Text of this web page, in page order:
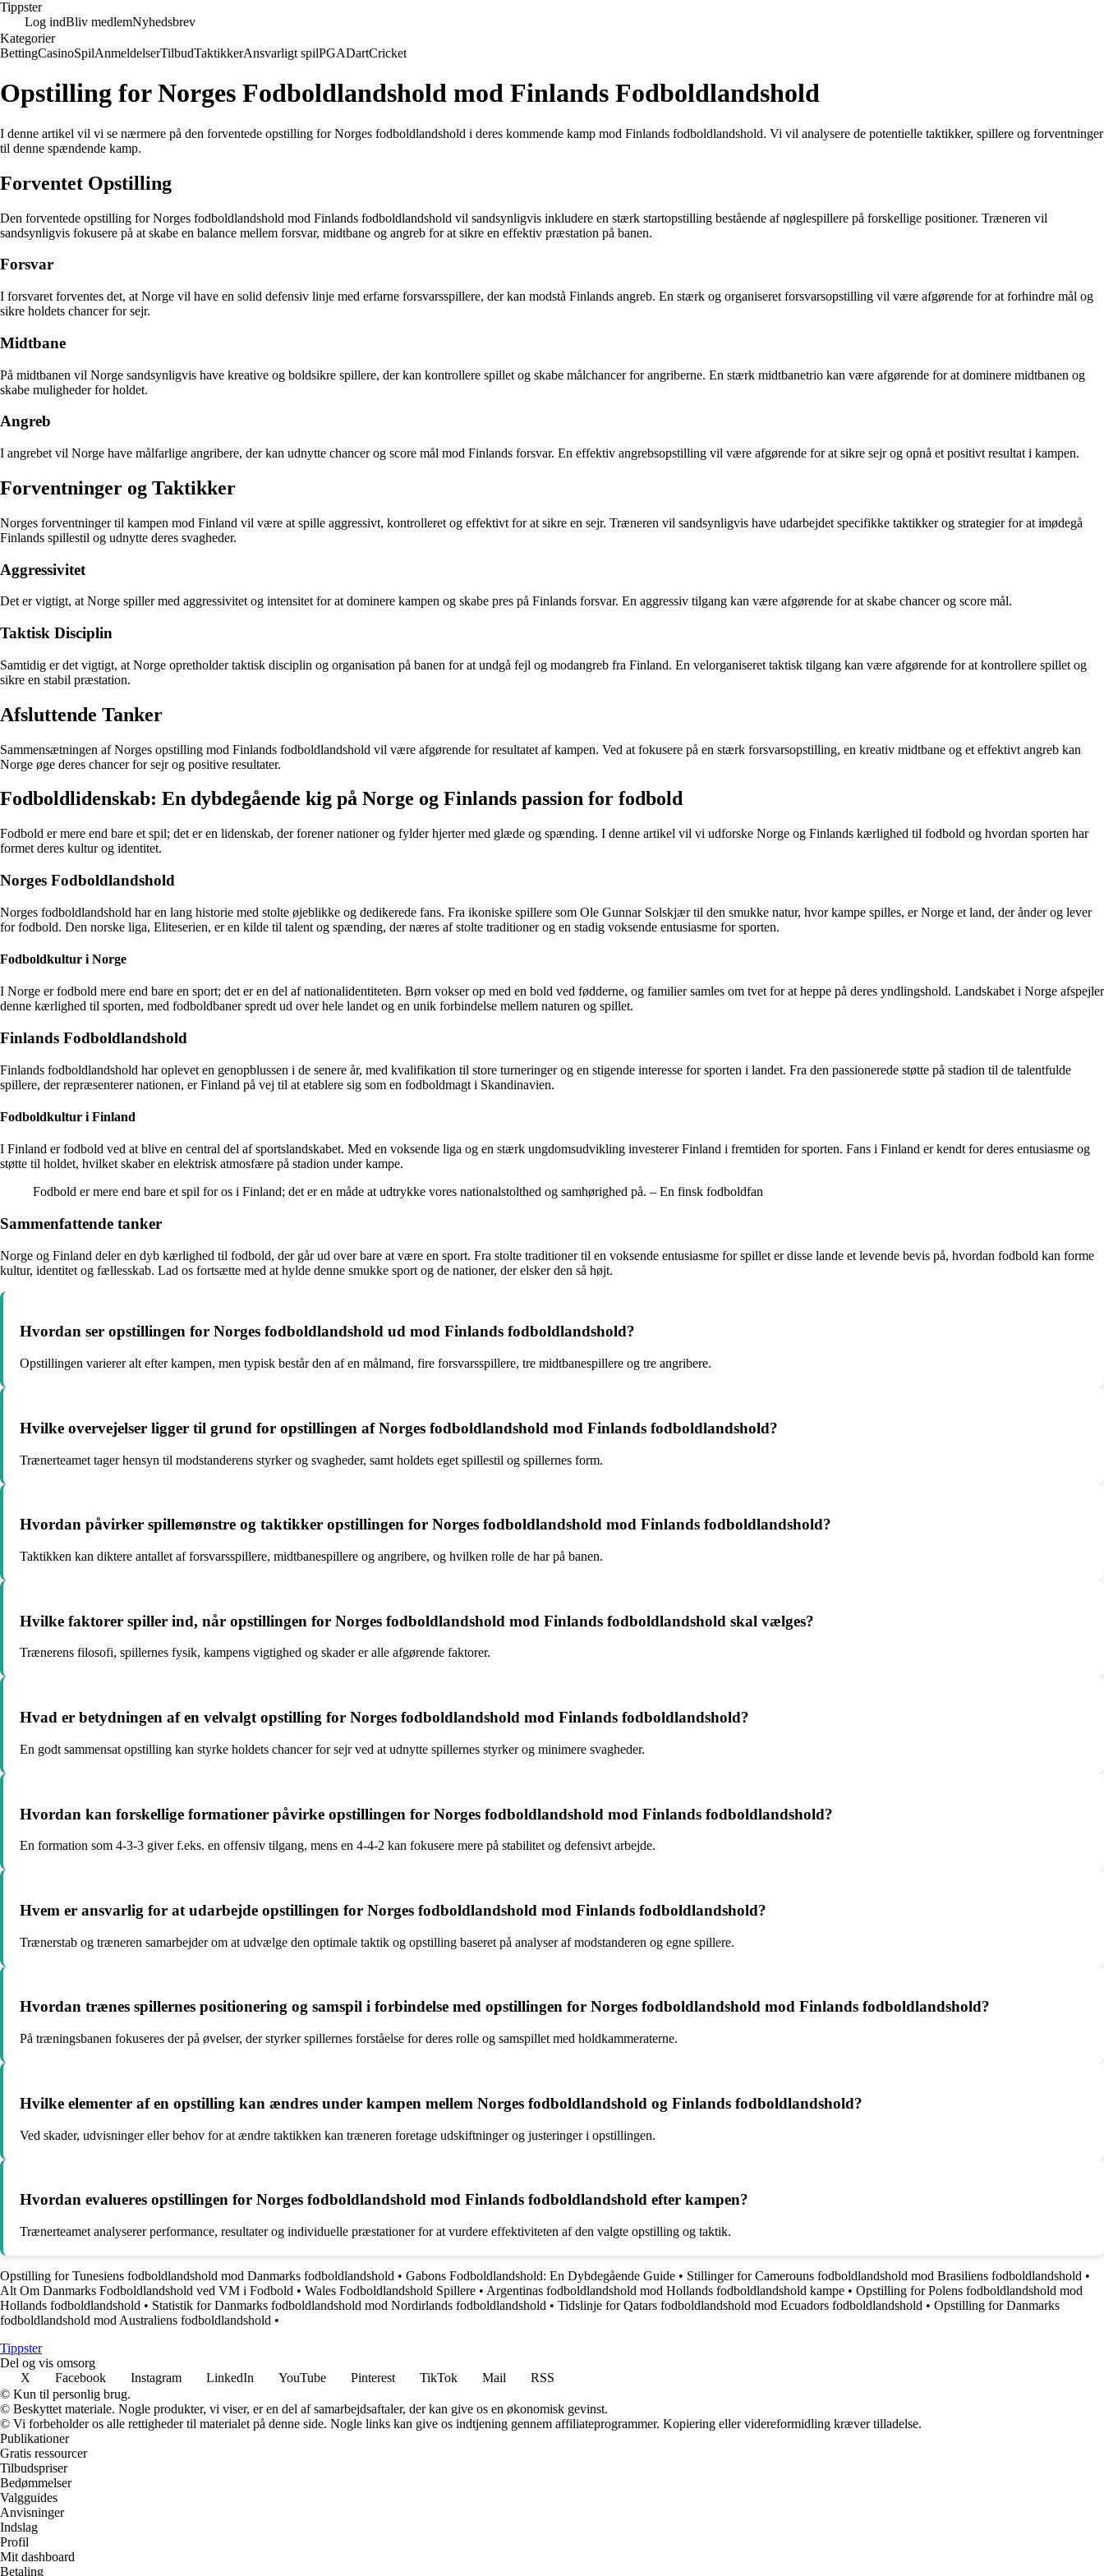
Tippster
Log indBliv medlemNyhedsbrev
Kategorier
BettingCasinoSpilAnmeldelserTilbudTaktikkerAnsvarligt spilPGADartCricket
Opstilling for Norges Fodboldlandshold mod Finlands Fodboldlandshold
I denne artikel vil vi se nærmere på den forventede opstilling for Norges fodboldlandshold i deres kommende kamp mod Finlands fodboldlandshold. Vi vil analysere de potentielle taktikker, spillere og forventninger
til denne spændende kamp.
Forventet Opstilling
Den forventede opstilling for Norges fodboldlandshold mod Finlands fodboldlandshold vil sandsynligvis inkludere en stærk startopstilling bestående af nøglespillere på forskellige positioner. Træneren vil
sandsynligvis fokusere på at skabe en balance mellem forsvar, midtbane og angreb for at sikre en effektiv præstation på banen.
Forsvar
I forsvaret forventes det, at Norge vil have en solid defensiv linje med erfarne forsvarsspillere, der kan modstå Finlands angreb. En stærk og organiseret forsvarsopstilling vil være afgørende for at forhindre mål og
sikre holdets chancer for sejr.
Midtbane
På midtbanen vil Norge sandsynligvis have kreative og boldsikre spillere, der kan kontrollere spillet og skabe målchancer for angriberne. En stærk midtbanetrio kan være afgørende for at dominere midtbanen og
skabe muligheder for holdet.
Angreb
I angrebet vil Norge have målfarlige angribere, der kan udnytte chancer og score mål mod Finlands forsvar. En effektiv angrebsopstilling vil være afgørende for at sikre sejr og opnå et positivt resultat i kampen.
Forventninger og Taktikker
Norges forventninger til kampen mod Finland vil være at spille aggressivt, kontrolleret og effektivt for at sikre en sejr. Træneren vil sandsynligvis have udarbejdet specifikke taktikker og strategier for at imødegå
Finlands spillestil og udnytte deres svagheder.
Aggressivitet
Det er vigtigt, at Norge spiller med aggressivitet og intensitet for at dominere kampen og skabe pres på Finlands forsvar. En aggressiv tilgang kan være afgørende for at skabe chancer og score mål.
Taktisk Disciplin
Samtidig er det vigtigt, at Norge opretholder taktisk disciplin og organisation på banen for at undgå fejl og modangreb fra Finland. En velorganiseret taktisk tilgang kan være afgørende for at kontrollere spillet og
sikre en stabil præstation.
Afsluttende Tanker
Sammensætningen af Norges opstilling mod Finlands fodboldlandshold vil være afgørende for resultatet af kampen. Ved at fokusere på en stærk forsvarsopstilling, en kreativ midtbane og et effektivt angreb kan
Norge øge deres chancer for sejr og positive resultater.
Fodboldlidenskab: En dybdegående kig på Norge og Finlands passion for fodbold
Fodbold er mere end bare et spil; det er en lidenskab, der forener nationer og fylder hjerter med glæde og spænding. I denne artikel vil vi udforske Norge og Finlands kærlighed til fodbold og hvordan sporten har
formet deres kultur og identitet.
Norges Fodboldlandshold
Norges fodboldlandshold har en lang historie med stolte øjeblikke og dedikerede fans. Fra ikoniske spillere som Ole Gunnar Solskjær til den smukke natur, hvor kampe spilles, er Norge et land, der ånder og lever
for fodbold. Den norske liga, Eliteserien, er en kilde til talent og spænding, der næres af stolte traditioner og en stadig voksende entusiasme for sporten.
Fodboldkultur i Norge
I Norge er fodbold mere end bare en sport; det er en del af nationalidentiteten. Børn vokser op med en bold ved fødderne, og familier samles om tvet for at heppe på deres yndlingshold. Landskabet i Norge afspejler
denne kærlighed til sporten, med fodboldbaner spredt ud over hele landet og en unik forbindelse mellem naturen og spillet.
Finlands Fodboldlandshold
Finlands fodboldlandshold har oplevet en genopblussen i de senere år, med kvalifikation til store turneringer og en stigende interesse for sporten i landet. Fra den passionerede støtte på stadion til de talentfulde
spillere, der repræsenterer nationen, er Finland på vej til at etablere sig som en fodboldmagt i Skandinavien.
Fodboldkultur i Finland
I Finland er fodbold ved at blive en central del af sportslandskabet. Med en voksende liga og en stærk ungdomsudvikling investerer Finland i fremtiden for sporten. Fans i Finland er kendt for deres entusiasme og
støtte til holdet, hvilket skaber en elektrisk atmosfære på stadion under kampe.
Fodbold er mere end bare et spil for os i Finland; det er en måde at udtrykke vores nationalstolthed og samhørighed på. – En finsk fodboldfan
Sammenfattende tanker
Norge og Finland deler en dyb kærlighed til fodbold, der går ud over bare at være en sport. Fra stolte traditioner til en voksende entusiasme for spillet er disse lande et levende bevis på, hvordan fodbold kan forme
kultur, identitet og fællesskab. Lad os fortsætte med at hylde denne smukke sport og de nationer, der elsker den så højt.
Hvordan ser opstillingen for Norges fodboldlandshold ud mod Finlands fodboldlandshold?
Opstillingen varierer alt efter kampen, men typisk består den af en målmand, fire forsvarsspillere, tre midtbanespillere og tre angribere.
Hvilke overvejelser ligger til grund for opstillingen af Norges fodboldlandshold mod Finlands fodboldlandshold?
Trænerteamet tager hensyn til modstanderens styrker og svagheder, samt holdets eget spillestil og spillernes form.
Hvordan påvirker spillemønstre og taktikker opstillingen for Norges fodboldlandshold mod Finlands fodboldlandshold?
Taktikken kan diktere antallet af forsvarsspillere, midtbanespillere og angribere, og hvilken rolle de har på banen.
Hvilke faktorer spiller ind, når opstillingen for Norges fodboldlandshold mod Finlands fodboldlandshold skal vælges?
Trænerens filosofi, spillernes fysik, kampens vigtighed og skader er alle afgørende faktorer.
Hvad er betydningen af en velvalgt opstilling for Norges fodboldlandshold mod Finlands fodboldlandshold?
En godt sammensat opstilling kan styrke holdets chancer for sejr ved at udnytte spillernes styrker og minimere svagheder.
Hvordan kan forskellige formationer påvirke opstillingen for Norges fodboldlandshold mod Finlands fodboldlandshold?
En formation som 4-3-3 giver f.eks. en offensiv tilgang, mens en 4-4-2 kan fokusere mere på stabilitet og defensivt arbejde.
Hvem er ansvarlig for at udarbejde opstillingen for Norges fodboldlandshold mod Finlands fodboldlandshold?
Trænerstab og træneren samarbejder om at udvælge den optimale taktik og opstilling baseret på analyser af modstanderen og egne spillere.
Hvordan trænes spillernes positionering og samspil i forbindelse med opstillingen for Norges fodboldlandshold mod Finlands fodboldlandshold?
På træningsbanen fokuseres der på øvelser, der styrker spillernes forståelse for deres rolle og samspillet med holdkammeraterne.
Hvilke elementer af en opstilling kan ændres under kampen mellem Norges fodboldlandshold og Finlands fodboldlandshold?
Ved skader, udvisninger eller behov for at ændre taktikken kan træneren foretage udskiftninger og justeringer i opstillingen.
Hvordan evalueres opstillingen for Norges fodboldlandshold mod Finlands fodboldlandshold efter kampen?
Trænerteamet analyserer performance, resultater og individuelle præstationer for at vurdere effektiviteten af den valgte opstilling og taktik.
Opstilling for Tunesiens fodboldlandshold mod Danmarks fodboldlandshold • Gabons Fodboldlandshold: En Dybdegående Guide • Stillinger for Camerouns fodboldlandshold mod Brasiliens fodboldlandshold •
Alt Om Danmarks Fodboldlandshold ved VM i Fodbold • Wales Fodboldlandshold Spillere • Argentinas fodboldlandshold mod Hollands fodboldlandshold kampe • Opstilling for Polens fodboldlandshold mod
Hollands fodboldlandshold • Statistik for Danmarks fodboldlandshold mod Nordirlands fodboldlandshold • Tidslinje for Qatars fodboldlandshold mod Ecuadors fodboldlandshold • Opstilling for Danmarks
fodboldlandshold mod Australiens fodboldlandshold •
Tippster
Del og vis omsorg
X
Facebook Instagram LinkedIn YouTube Pinterest TikTok Mail
RSS
© Kun til personlig brug.
© Beskyttet materiale. Nogle produkter, vi viser, er en del af samarbejdsaftaler, der kan give os en økonomisk gevinst.
© Vi forbeholder os alle rettigheder til materialet på denne side. Nogle links kan give os indtjening gennem affiliateprogrammer. Kopiering eller videreformidling kræver tilladelse.
Publikationer
Gratis ressourcer
Tilbudspriser
Bedømmelser
Valgguides
Anvisninger
Indslag
Profil
Mit dashboard
Betaling